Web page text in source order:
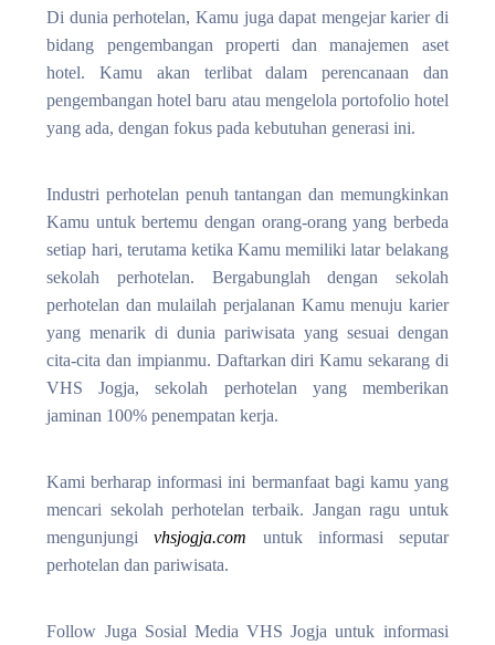
Di dunia perhotelan, Kamu juga dapat mengejar karier di
bidang pengembangan properti dan manajemen aset
hotel. Kamu akan terlibat dalam perencanaan dan
pengembangan hotel baru atau mengelola portofolio hotel
yang ada, dengan fokus pada kebutuhan generasi ini.
Industri perhotelan penuh tantangan dan memungkinkan
Kamu untuk bertemu dengan orang-orang yang berbeda
setiap hari, terutama ketika Kamu memiliki latar belakang
sekolah perhotelan. Bergabunglah dengan sekolah
perhotelan dan mulailah perjalanan Kamu menuju karier
yang menarik di dunia pariwisata yang sesuai dengan
cita-cita dan impianmu. Daftarkan diri Kamu sekarang di
VHS Jogja, sekolah perhotelan yang memberikan
jaminan 100% penempatan kerja.
Kami berharap informasi ini bermanfaat bagi kamu yang
mencari sekolah perhotelan terbaik. Jangan ragu untuk
mengunjungi
vhsjogja.com untuk informasi seputar
perhotelan dan pariwisata.
Follow Juga Sosial Media VHS Jogja untuk informasi